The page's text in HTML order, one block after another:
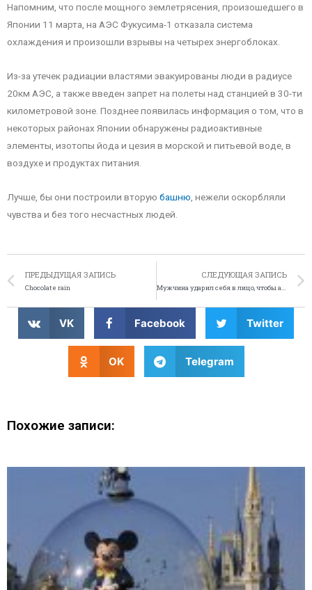
Напомним, что после мощного землетрясения, произошедшего в
Японии 11 марта, на АЭС Фукусима-1 отказала система
охлаждения и произошли взрывы на четырех энергоблоках.
Из-за утечек радиации властями эвакуированы люди в радиусе
20км АЭС, а также введен запрет на полеты над станцией в 30-ти
километровой зоне. Позднее появилась информация о том, что в
некоторых районах Японии обнаружены радиоактивные
элементы, изотопы йода и цезия в морской и питьевой воде, в
воздухе и продуктах питания.
Лучше, бы они построили вторую башню , нежели оскорбляли
чувства и без того несчастных людей.
ПРЕДЫДУЩАЯ ЗАПИСЬ
Chocolate rain
СЛЕДУЮЩАЯ ЗАПИСЬ
Мужчина ударил себя в лицо, чтобы арестовали его соседа
VK Facebook Twitter
OK Telegram
Похожие записи: